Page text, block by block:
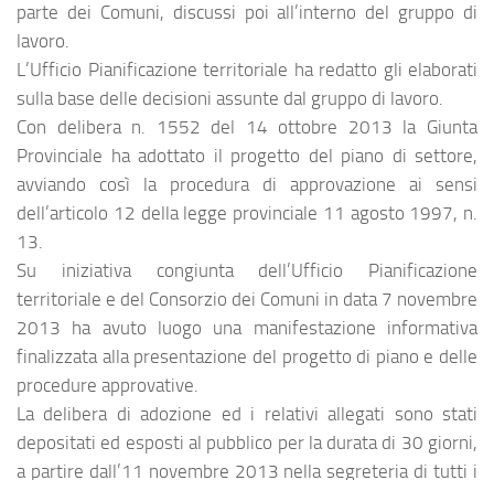
parte dei Comuni, discussi poi all’interno del gruppo di
lavoro.
L’Ufficio Pianificazione territoriale ha redatto gli elaborati
sulla base delle decisioni assunte dal gruppo di lavoro.
Con delibera n. 1552 del 14 ottobre 2013 la Giunta
Provinciale ha adottato il progetto del piano di settore,
avviando così la procedura di approvazione ai sensi
dell’articolo 12 della legge provinciale 11 agosto 1997, n.
13.
Su iniziativa congiunta dell’Ufficio Pianificazione
territoriale e del Consorzio dei Comuni in data 7 novembre
2013 ha avuto luogo una manifestazione informativa
finalizzata alla presentazione del progetto di piano e delle
procedure approvative.
La delibera di adozione ed i relativi allegati sono stati
depositati ed esposti al pubblico per la durata di 30 giorni,
a partire dall’11 novembre 2013 nella segreteria di tutti i